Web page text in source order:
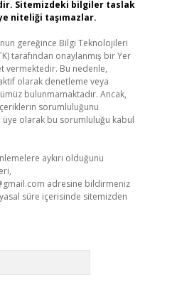
Sitemizdeki bilgiler taslak
niteliği taşımazlar.
gereğince Bilgi Teknolojileri
tarafından onaylanmış bir Yer
vermektedir. Bu nedenle,
olarak denetleme veya
bulunmamaktadır. Ancak,
sorumluluğunu
üye olarak bu sorumluluğu kabul
aykırı olduğunu
adresine bildirmeniz
süre içerisinde sitemizden